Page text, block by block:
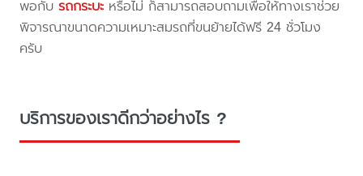
พอกับรถกระบะ หรือไม่ ก็สามารถสอบถามเพื่อให้ทางเราช่วย
พิจารณาขนาดความเหมาะสมรถที่ขนย้ายได้ฟรี 24 ชั่วโมง
ครับ
บริการของเราดีกว่าอย่างไร ?